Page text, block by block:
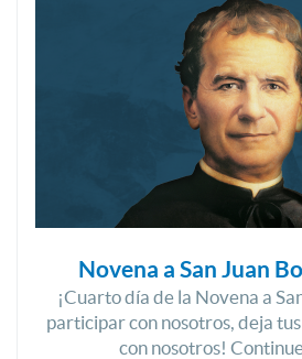
Novena a San Juan
¡Cuarto día de la Novena a
participar con nosotros, deja
con nosotros!